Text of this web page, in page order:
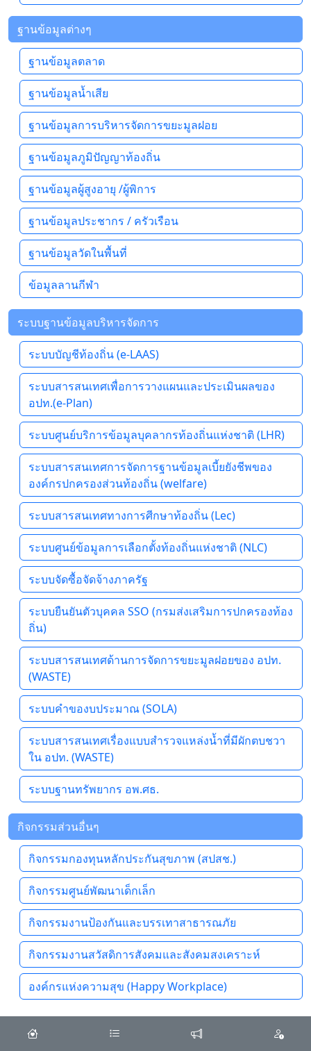
ฐานข้อมูลต่างๆ
ฐานข้อมูลตลาด
ฐานข้อมูลน้ำเสีย
ฐานข้อมูลการบริหารจัดการขยะมูลฝอย
ฐานข้อมูลภูมิปัญญาท้องถิ่น
ฐานข้อมูลผู้สูงอายุ /ผู้พิการ
ฐานข้อมูลประชากร / ครัวเรือน
ฐานข้อมูลวัดในพื้นที่
ข้อมูลลานกีฬา
ระบบฐานข้อมูลบริหารจัดการ
ระบบบัญชีท้องถิ่น (e-LAAS)
ระบบสารสนเทศเพื่อการวางแผนและประเมินผลของ
อปท.(e-Plan)
ระบบศูนย์บริการข้อมูลบุคลากรท้องถิ่นแห่งชาติ (LHR)
ระบบสารสนเทศการจัดการฐานข้อมูลเบี้ยยังชีพของ
องค์กรปกครองส่วนท้องถิ่น (welfare)
ระบบสารสนเทศทางการศีกษาท้องถิ่น (Lec)
ระบบศูนย์ข้อมูลการเลือกตั้งท้องถิ่นแห่งชาติ (NLC)
ระบบจัดซื้อจัดจ้างภาครัฐ
ระบบยืนยันตัวบุคคล SSO (กรมส่งเสริมการปกครองท้อง
ถิ่น)
ระบบสารสนเทศด้านการจัดการขยะมูลฝอยของ อปท.
(WASTE)
ระบบคำของบประมาณ (SOLA)
ระบบสารสนเทศเรื่องแบบสำรวจแหล่งน้ำที่มีผักตบชวา
ใน อปท. (WASTE)
ระบบฐานทรัพยากร อพ.ศธ.
กิจกรรมส่วนอื่นๆ
กิจกรรมกองทุนหลักประกันสุขภาพ (สปสช.)
กิจกรรมศูนย์พัฒนาเด็กเล็ก
กิจกรรมงานป้องกันและบรรเทาสาธารณภัย
กิจกรรมงานสวัสดิการสังคมและสังคมสงเคราะห์
องค์กรแห่งความสุข (Happy Workplace)